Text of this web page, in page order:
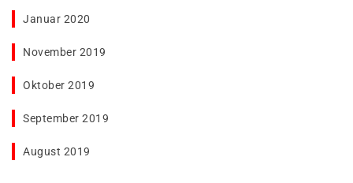
Januar 2020
November 2019
Oktober 2019
September 2019
August 2019